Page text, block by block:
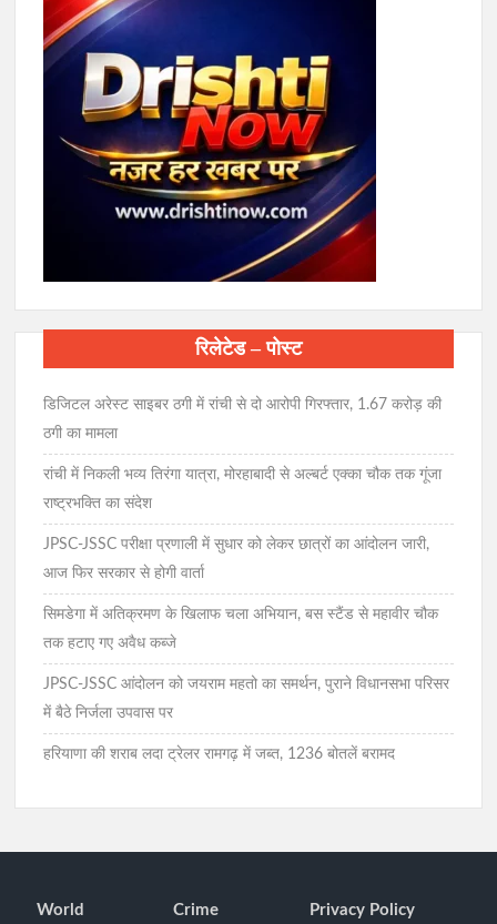
रिलेटेड – पोस्ट
डिजिटल अरेस्ट साइबर ठगी में रांची से दो आरोपी गिरफ्तार, 1.67 करोड़ की
ठगी का मामला
रांची में निकली भव्य तिरंगा यात्रा, मोरहाबादी से अल्बर्ट एक्का चौक तक गूंजा
राष्ट्रभक्ति का संदेश
JPSC-JSSC परीक्षा प्रणाली में सुधार को लेकर छात्रों का आंदोलन जारी,
आज फिर सरकार से होगी वार्ता
सिमडेगा में अतिक्रमण के खिलाफ चला अभियान, बस स्टैंड से महावीर चौक
तक हटाए गए अवैध कब्जे
JPSC-JSSC आंदोलन को जयराम महतो का समर्थन, पुराने विधानसभा परिसर
में बैठे निर्जला उपवास पर
हरियाणा की शराब लदा ट्रेलर रामगढ़ में जब्त, 1236 बोतलें बरामद
World Crime Privacy Policy